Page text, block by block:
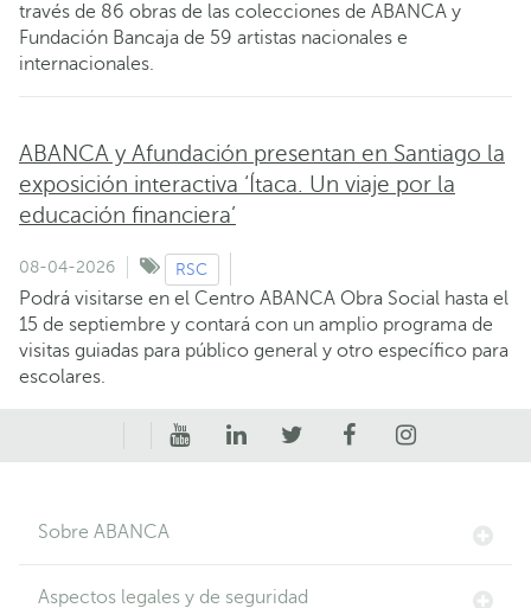
través de 86 obras de las colecciones de ABANCA y
Fundación Bancaja de 59 artistas nacionales e
internacionales.
ABANCA y Afundación presentan en Santiago la
exposición interactiva ‘Ítaca. Un viaje por la
educación financiera’
08-04-2026 RSC
Podrá visitarse en el Centro ABANCA Obra Social hasta el
15 de septiembre y contará con un amplio programa de
visitas guiadas para público general y otro específico para
escolares.
Sobre ABANCA
Aspectos legales y de seguridad